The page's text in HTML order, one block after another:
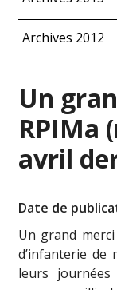
Archives 2012
Un
RPIMa
avril
Date de
Un grand
d’infanterie de
leurs